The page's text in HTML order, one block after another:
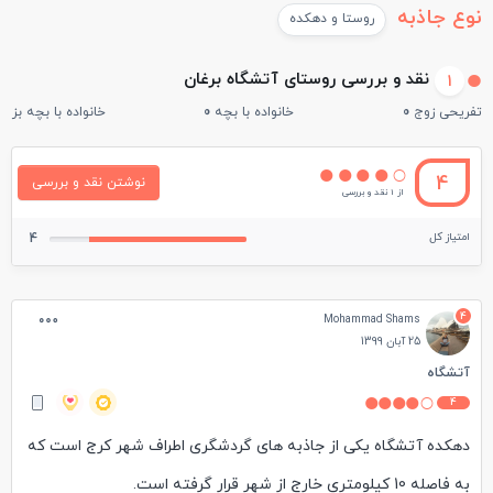
نوع جاذبه روستا و دهکده
1 نقد و بررسی روستای آتشگاه برغان
تفریحی زوج 0 خانواده با بچه 0 خانواده با بچه
4 از 1 نقد و بررسی
نوشتن نقد و بررسی
امتیاز کل 4
4
Mohammad Shams
25 آبان 1399
آتشگاه
4
دهکده آتشگاه یکی از جاذبه های گردشگری اطراف شهر کرج است که
به فاصله 10 کیلومتری خارج از شهر قرار گرفته است.